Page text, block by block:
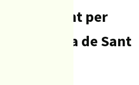
té tot a punt per
nova diada de Sant